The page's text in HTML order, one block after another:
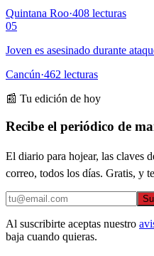
Quintana Roo·408 lecturas
05
Joven es asesinado durante
Cancún·462 lecturas
📰 Tu edición de hoy
Recibe el periódico de
El diario para hojear, las claves
correo, todos los días. Gratis, y
Al suscribirte aceptas nuestro
baja cuando quieras.